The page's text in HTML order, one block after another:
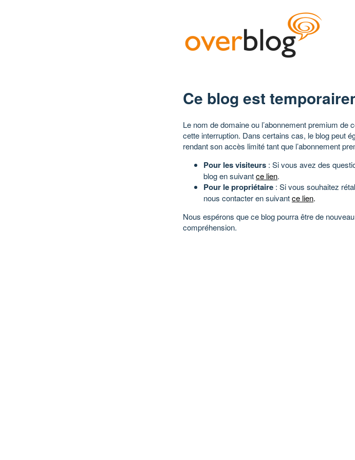
Ce blog est
Le nom de domaine ou l’abonnement premium de
cette interruption. Dans certains cas, le blog peut
rendant son accès limité tant que l’abonnement
Pour les visiteurs : Si vous avez des
blog en suivantce lien.
Pour le propriétaire : Si vous souhaitez
nous contacter en suivantce lien.
Nous espérons que ce blog pourra être de
compréhension.